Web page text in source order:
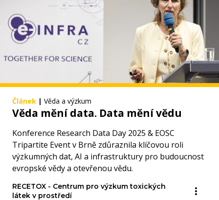
Článek | Věda a výzkum
Věda mění data. Data mění vědu
Konference Research Data Day 2025 & EOSC
Tripartite Event v Brně zdůraznila klíčovou roli
výzkumných dat, AI a infrastruktury pro budoucnost
evropské vědy a otevřenou vědu.
RECETOX - Centrum pro výzkum toxických
látek v prostředí